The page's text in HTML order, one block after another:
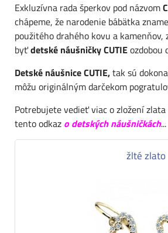
Exkluzívna rada šperkov pod názvom
chápeme, že narodenie bábätka
použitého drahého kovu a
byťdetské náušničky CUTIEozdobou
Detské náušnice CUTIE,tak sú
môžu originálným darčekom
Potrebujete vedieť viac o zložení
tento odkaz o detských náušničkách...
žlté zlato